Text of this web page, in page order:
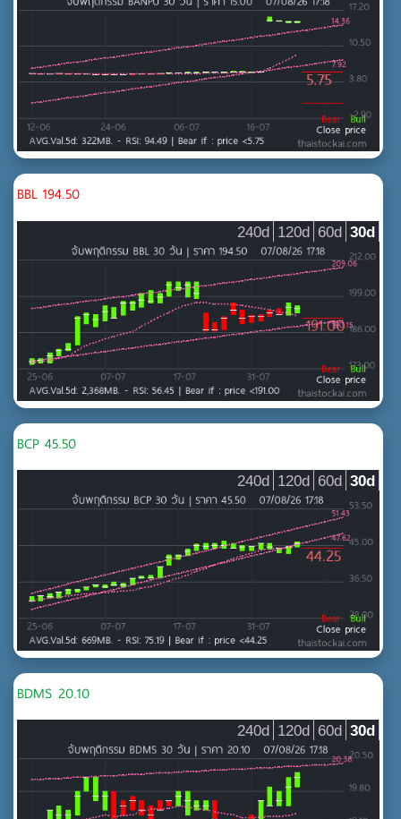
ยานยนต์
เหล็ก และ ผลิตภัณฑ์โลหะ
MAI
ของใช้ส่วนตัวและเวชภัณฑ์
ของใช้ในครัวเรือนและสำนักงาน
อสังหาริมทรัพย์และก่อสร้าง
กองทุนรวมอสังหาริมทรัพย์และกองทรัสต์เพื่อการลงทุนใน
อสังหาริมทรัพย์
บริการรับเหมาก่อสร้าง
พัฒนาอสังหาริมทรัพย์
วัสดุก่อสร้าง
ธุรกิจการเกษตร
เกษตรและอุตสาหกรรมอาหาร
เทคโนโลยี
MAI
ชิ้นส่วนอิเล็กทรอนิกส์
เทคโนโลยีสารสนเทศและการสื่อสาร
BBL 194.50
30d
60d
120d
240d
BCP 45.50
30d
60d
120d
240d
BDMS 20.10
30d
60d
120d
240d